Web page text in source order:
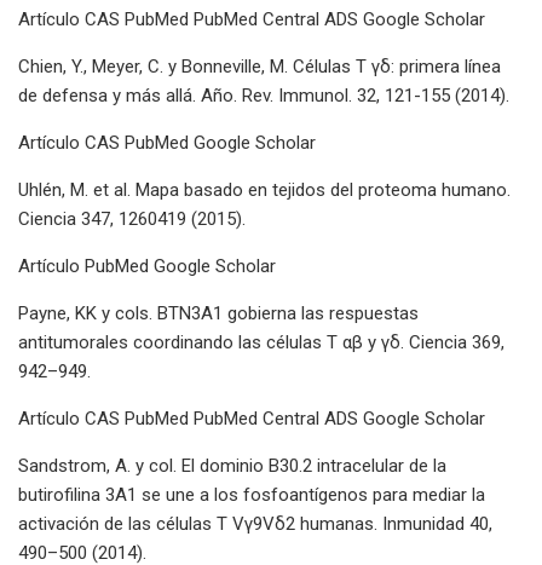
Artículo CAS PubMed PubMed Central ADS Google Scholar
Chien, Y., Meyer, C. y Bonneville, M. Células T γδ: primera línea
de defensa y más allá. Año. Rev. Immunol. 32, 121-155 (2014).
Artículo CAS PubMed Google Scholar
Uhlén, M. et al. Mapa basado en tejidos del proteoma humano.
Ciencia 347, 1260419 (2015).
Artículo PubMed Google Scholar
Payne, KK y cols. BTN3A1 gobierna las respuestas
antitumorales coordinando las células T αβ y γδ. Ciencia 369,
942–949.
Artículo CAS PubMed PubMed Central ADS Google Scholar
Sandstrom, A. y col. El dominio B30.2 intracelular de la
butirofilina 3A1 se une a los fosfoantígenos para mediar la
activación de las células T Vγ9Vδ2 humanas. Inmunidad 40,
490–500 (2014).